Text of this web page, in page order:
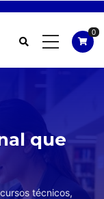
0
que
técnicos,